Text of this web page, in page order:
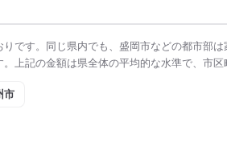
です。同じ県内でも、 盛岡市などの都市部は
上記の金額は県全体の平均的な水準で、市区
市